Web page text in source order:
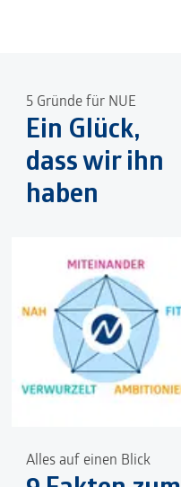
5 Gründe für NUE
Ein Glück,
dass wir ihn
haben
Alles auf einen Blick